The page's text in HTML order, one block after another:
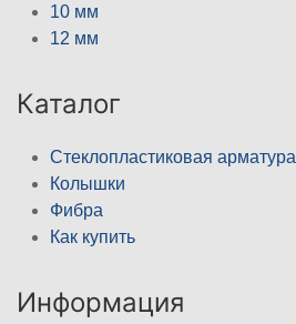
10 мм
12 мм
Каталог
Стеклопластиковая арматура
Колышки
Фибра
Как купить
Информация